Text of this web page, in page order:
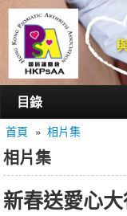
目錄
首頁
認識銀屑護關會
認識銀屑關節炎
首頁 » 相片集
相片集
新春送愛心